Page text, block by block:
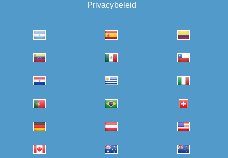
Privacybeleid